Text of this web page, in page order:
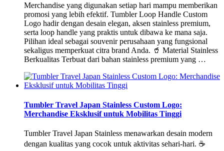
Merchandise yang digunakan setiap hari mampu memberikan
promosi yang lebih efektif. Tumbler Loop Handle Custom
Logo hadir dengan desain elegan, aksen stainless premium,
serta loop handle yang praktis untuk dibawa ke mana saja.
Pilihan ideal sebagai souvenir perusahaan yang fungsional
sekaligus memperkuat citra brand Anda. 🥤 Material Stainless
Berkualitas Terbuat dari bahan stainless premium yang …
Tumbler Travel Japan Stainless Custom Logo:
Merchandise Eksklusif untuk Mobilitas Tinggi
Tumbler Travel Japan Stainless menawarkan desain modern
dengan kualitas yang cocok untuk aktivitas sehari-hari. ☕